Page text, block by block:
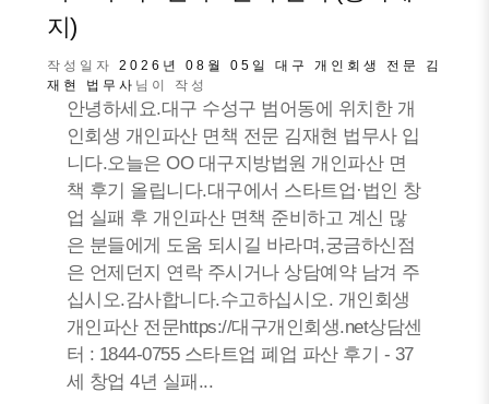
지)
작성일자 2026년 08월 05일
대구 개인회생 전문 김
재현 법무사 님이 작성
안녕하세요.대구 수성구 범어동에 위치한 개
인회생 개인파산 면책 전문 김재현 법무사 입
니다.오늘은 OO 대구지방법원 개인파산 면
책 후기 올립니다.대구에서 스타트업·법인 창
업 실패 후 개인파산 면책 준비하고 계신 많
은 분들에게 도움 되시길 바라며,궁금하신점
은 언제던지 연락 주시거나 상담예약 남겨 주
십시오.감사합니다.수고하십시오. 개인회생
개인파산 전문https://대구개인회생.net상담센
터 : 1844-0755 스타트업 폐업 파산 후기 - 37
세 창업 4년 실패...